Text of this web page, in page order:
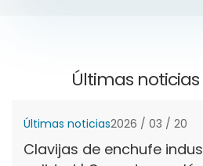
Últimas
Últimas noticias2026 / 03 / 20
Clavijas de enchufe